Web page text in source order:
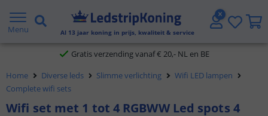
Menu Al 13 jaar koning in prijs, kwaliteit & service
5 jaar garantie
Gratis verzending vanaf € 20,- NL en BE
Klantbeoordeling 9.1
Voor 23:45 uur besteld,morgen in huis
Home Diverse leds Slimme verlichting
Wifi LED lampen
Complete wifi sets
Wifi set met 1 tot 4 RGBWW Led spots 4